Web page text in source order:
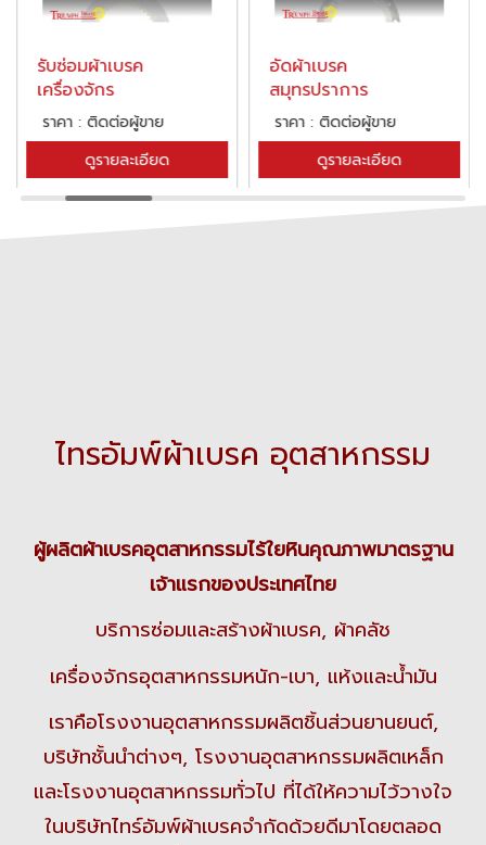
รับซ่อมผ้าเบรค
เครื่องจักร
ราคา : ติดต่อผู้ขาย
ดูรายละเอียด
อัดผ้าเบรค
สมุทรปราการ
ราคา : ติดต่อผู้ขาย
ดูรายละเอียด
ไทรอัมพ์ผ้าเบรค อุตสาหกรรม
ผู้ผลิตผ้าเบรคอุตสาหกรรมไร้ใยหินคุณภาพมาตรฐาน
เจ้าแรกของประเทศไทย
บริการซ่อมและสร้างผ้าเบรค, ผ้าคลัช
เครื่องจักรอุตสาหกรรมหนัก-เบา, แห้งและน้ำมัน
เราคือโรงงานอุตสาหกรรมผลิตชิ้นส่วนยานยนต์,
บริษัทชั้นนำต่างๆ, โรงงานอุตสาหกรรมผลิตเหล็ก
และโรงงานอุตสาหกรรมทั่วไป ที่ได้ให้ความไว้วางใจ
ในบริษัทไทร์อัมพ์ผ้าเบรคจำกัดด้วยดีมาโดยตลอด